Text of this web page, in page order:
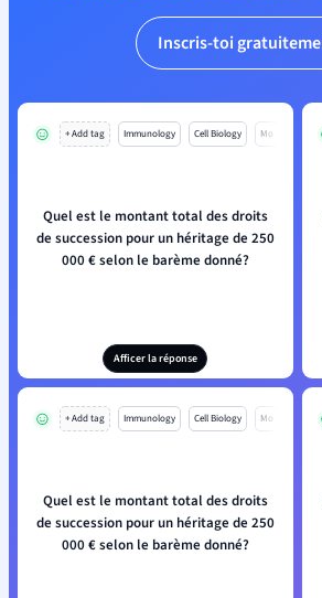
Inscris-toi
+ Add tag Immunology Cell Biology Mo
Quel est le montant total des droits
de succession pour un héritage de 250
000 € selon le barème donné?
Afficer la réponse
+ Add tag Immunology Cell Biology Mo
Quel est le montant total des droits
de succession pour un héritage de 250
000 € selon le barème donné?